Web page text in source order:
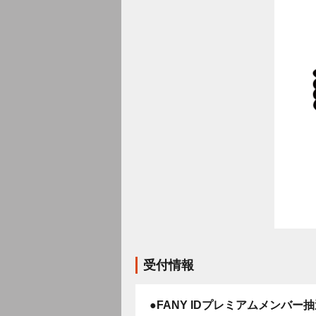
受付情報
●FANY IDプレミアムメンバー